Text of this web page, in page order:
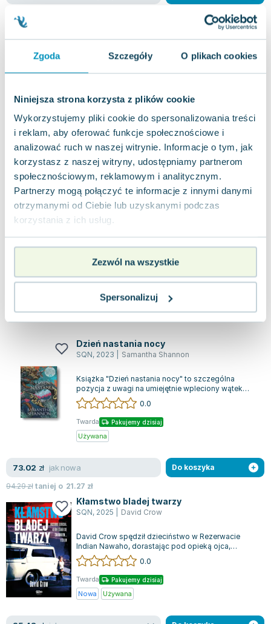
Zgoda Szczegóły O plikach cookies
Niniejsza strona korzysta z plików cookie
Wykorzystujemy pliki cookie do spersonalizowania treści
i reklam, aby oferować funkcje społecznościowe i
analizować ruch w naszej witrynie. Informacje o tym, jak
korzystasz z naszej witryny, udostępniamy partnerom
społecznościowym, reklamowym i analitycznym.
Partnerzy mogą połączyć te informacje z innymi danymi
otrzymanymi od Ciebie lub uzyskanymi podczas
korzystania z ich usług.
Zezwól na wszystkie
Spersonalizuj
SQN,2022| Aneta Jadowska
Książka "Próby ognia i wody" to niezwykłe
uzupełnienie przygód Nikity, które łączy wątki
Pakujemy dzisiaj
Używana
30.52zł jak nowa
zł taniej o 7.57
Do koszyka
SQN Originals: Lew i stalker z grzywą
SQN,2022| Magdalena Świerczek-Gryboś
Książka "Lew i stalker z grzywą" to wartościowa
tematów. Jest to lekka, aczkol...
0.0
Miękka Pakujemy dzisiaj
Używana
7.88zł jak nowa Do koszyka
Dzień nastania nocy
SQN, 2023 Samantha Shannon
Książka "Dzień nastania nocy" to szczególna
pozycja z uwagi na umiejętnie wpleciony wątek
LGBTQ+, który jest świadectwem reprezent...
0.0
Twarda Pakujemy dzisiaj
Używana
73.02 zł jak nowa
94.29złtaniej o 21.27 zł
Do koszyka
Kłamstwo bladej twarzy
SQN, 2025 David Crow
David Crow spędził dzieciństwo w Rezerwacie
Indian Nawaho, dorastając pod opieką ojca,
samozwańczego Czirokeza, któremu przypisywa...
0.0
Twarda Pakujemy dzisiaj
Nowa Używana